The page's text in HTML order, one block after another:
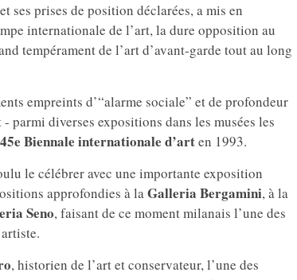
ses prises de position déclarées, a mis en
internationale de l’art, la dure opposition au
tempérament de l’art d’avant-garde tout au long
empreints d’“alarme sociale” et de profondeur
diverses expositions dans les musées les
45e Biennale internationale d’arten 1993.
le célébrer avec une importante exposition
approfondies à laGalleria Bergamini, à la
Seno, faisant de ce moment milanais l’une des
, historien de l’art et conservateur, l’une des